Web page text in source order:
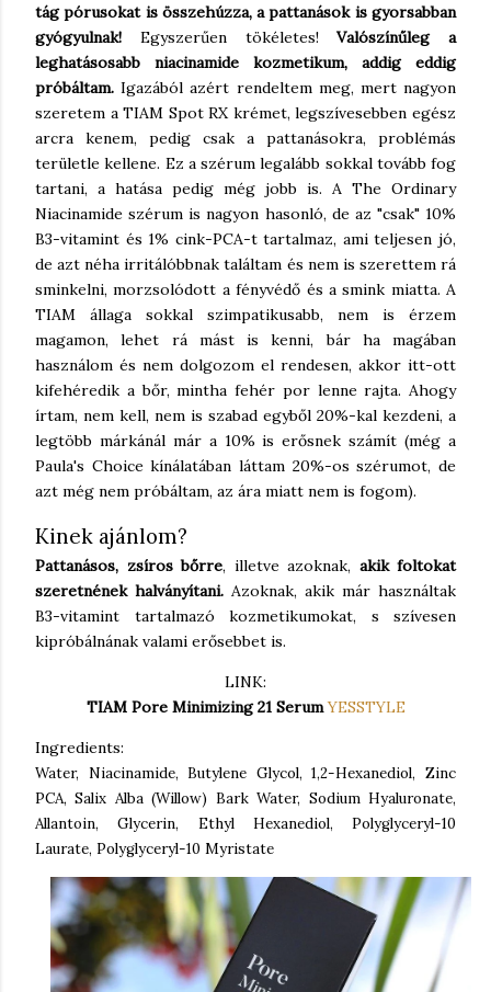
tág pórusokat is összehúzza, a pattanások is gyorsabban
gyógyulnak! Egyszerűen tökéletes!Valószínűleg a
leghatásosabb niacinamide kozmetikum, addig eddig
próbáltam. Igazából azért rendeltem meg, mert nagyon
szeretem a TIAM Spot RX krémet, legszívesebben egész
arcra kenem, pedig csak a pattanásokra, problémás
területle kellene. Ez a szérum legalább sokkal tovább fog
tartani, a hatása pedig még jobb is. A The Ordinary
Niacinamide szérum is nagyon hasonló, de az "csak" 10%
B3-vitamint és 1% cink-PCA-t tartalmaz, ami teljesen jó,
de azt néha irritálóbbnak találtam és nem is szerettem rá
sminkelni, morzsolódott a fényvédő és a smink miatta. A
TIAM állaga sokkal szimpatikusabb, nem is érzem
magamon, lehet rá mást is kenni, bár ha magában
használom és nem dolgozom el rendesen, akkor itt-ott
kifehéredik a bőr, mintha fehér por lenne rajta. Ahogy
írtam, nem kell, nem is szabad egyből 20%-kal kezdeni, a
legtöbb márkánál már a 10% is erősnek számít (még a
Paula's Choice kínálatában láttam 20%-os szérumot, de
azt még nem próbáltam, az ára miatt nem is fogom).
Kinek ajánlom?
Pattanásos, zsíros bőrre, illetve azoknak, akik foltokat
szeretnének halványítani. Azoknak, akik már használtak
B3-vitamint tartalmazó kozmetikumokat, s szívesen
kipróbálnának valami erősebbet is.
LINK:
TIAM Pore Minimizing 21 Serum YESSTYLE
Ingredients:
Water, Niacinamide, Butylene Glycol, 1,2-Hexanediol, Zinc
PCA, Salix Alba (Willow) Bark Water, Sodium Hyaluronate,
Allantoin, Glycerin, Ethyl Hexanediol, Polyglyceryl-10
Laurate, Polyglyceryl-10 Myristate